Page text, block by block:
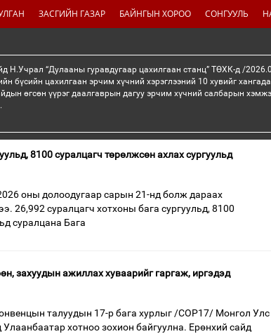
ЗАСГИЙН ГАЗАР БАЙНГЫН ХОРОО СОНГУУЛЬ
Н.Учрал “Дулааны гуравдугаар цахилгаан станц” ТӨХК-д /
бүсийн цахилгаан эрчим хүчний хэрэглээний 10 хувийг
өгсөн үүрэг даалгаврын дагуу эрчим хүчний салбарын
8100 суралцагч төрөлжсөн ахлах сургуульд
оны долоодугаар сарын 21-нд болж дараах
26,992 суралцагч хотхоны бага сургуульд, 8100
суралцана Бага
захуудын ажиллах хуваарийг гаргаж, иргэдэд
талуудын 17-р бага хурлыг /СОР17/ Монгол Улс
хотноо зохион байгуулна. Ерөнхий сайд